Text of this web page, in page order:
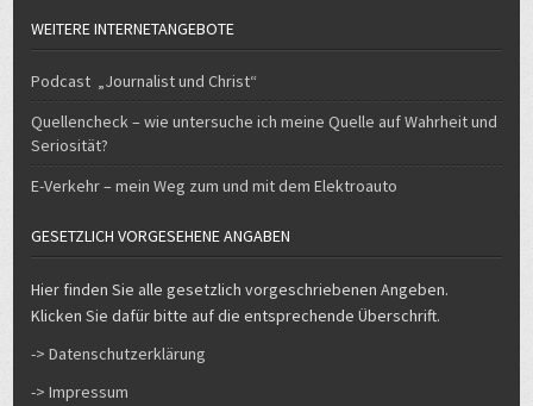
WEITERE INTERNETANGEBOTE
Podcast „Journalist und Christ“
Quellencheck – wie untersuche ich meine Quelle auf Wahrheit und
Seriosität?
E-Verkehr – mein Weg zum und mit dem Elektroauto
GESETZLICH VORGESEHENE ANGABEN
Hier finden Sie alle gesetzlich vorgeschriebenen Angeben.
Klicken Sie dafür bitte auf die entsprechende Überschrift.
-> Datenschutzerklärung
-> Impressum